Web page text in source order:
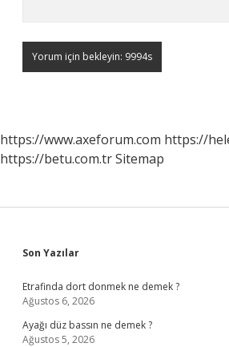
https://www.axeforum.com https://
https://betu.com.trSitemap
Sidebar
Son Yazılar
Etrafinda dort donmek ne demek ?
Ağustos 6, 2026
Ayağı düz bassın ne demek ?
Ağustos 5, 2026